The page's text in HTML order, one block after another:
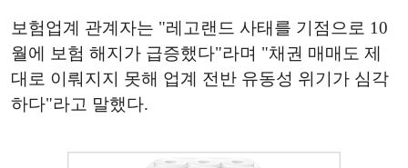
보험업계 관계자는 "레고랜드 사태를 기점으로 10
월에 보험 해지가 급증했다"라며 "채권 매매도 제
대로 이뤄지지 못해 업계 전반 유동성 위기가 심각
하다"라고 말했다.